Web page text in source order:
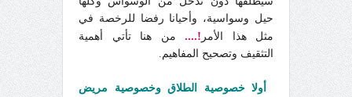
حيل وسواسية، وأحيانا رفضا للرخصة في
مثل هذا الأمر !.... من هنا تأتي أهمية
التثقيف وتصحيح المفاهيم.
أولا خصوصية الطلاق وخصوصية مريض